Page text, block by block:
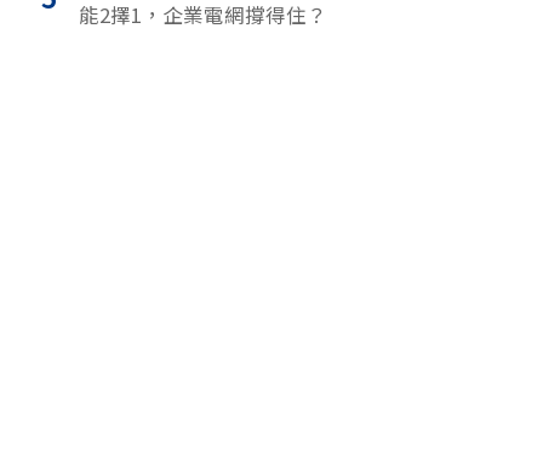
能2擇1，企業電網撐得住？